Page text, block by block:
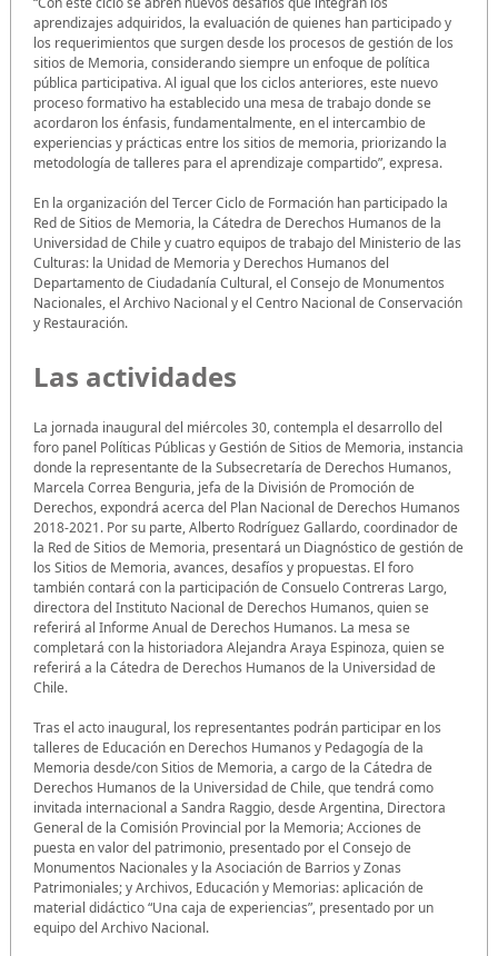
aprendizajes adquiridos, la evaluación de quienes han participado y
los requerimientos que surgen desde los procesos de gestión de los
sitios de Memoria, considerando siempre un enfoque de política
pública participativa. Al igual que los ciclos anteriores, este nuevo
proceso formativo ha establecido una mesa de trabajo donde se
acordaron los énfasis, fundamentalmente, en el intercambio de
experiencias y prácticas entre los sitios de memoria, priorizando la
metodología de talleres para el aprendizaje compartido”, expresa.
En la organización del Tercer Ciclo de Formación han participado la
Red de Sitios de Memoria, la Cátedra de Derechos Humanos de la
Universidad de Chile y cuatro equipos de trabajo del Ministerio de las
Culturas: la Unidad de Memoria y Derechos Humanos del
Departamento de Ciudadanía Cultural, el Consejo de Monumentos
Nacionales, el Archivo Nacional y el Centro Nacional de Conservación
y Restauración.
Las actividades
La jornada inaugural del miércoles 30, contempla el desarrollo del
foro panel Políticas Públicas y Gestión de Sitios de Memoria, instancia
donde la representante de la Subsecretaría de Derechos Humanos,
Marcela Correa Benguria, jefa de la División de Promoción de
Derechos, expondrá acerca del Plan Nacional de Derechos Humanos
2018-2021. Por su parte, Alberto Rodríguez Gallardo, coordinador de
la Red de Sitios de Memoria, presentará un Diagnóstico de gestión de
los Sitios de Memoria, avances, desafíos y propuestas. El foro
también contará con la participación de Consuelo Contreras Largo,
directora del Instituto Nacional de Derechos Humanos, quien se
referirá al Informe Anual de Derechos Humanos. La mesa se
completará con la historiadora Alejandra Araya Espinoza, quien se
referirá a la Cátedra de Derechos Humanos de la Universidad de
Chile.
Tras el acto inaugural, los representantes podrán participar en los
talleres de Educación en Derechos Humanos y Pedagogía de la
Memoria desde/con Sitios de Memoria, a cargo de la Cátedra de
Derechos Humanos de la Universidad de Chile, que tendrá como
invitada internacional a Sandra Raggio, desde Argentina, Directora
General de la Comisión Provincial por la Memoria; Acciones de
puesta en valor del patrimonio, presentado por el Consejo de
Monumentos Nacionales y la Asociación de Barrios y Zonas
Patrimoniales; y Archivos, Educación y Memorias: aplicación de
material didáctico “Una caja de experiencias”, presentado por un
equipo del Archivo Nacional.